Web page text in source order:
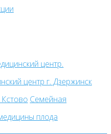
центр.
центр г. Дзержинск
Семейная
плода